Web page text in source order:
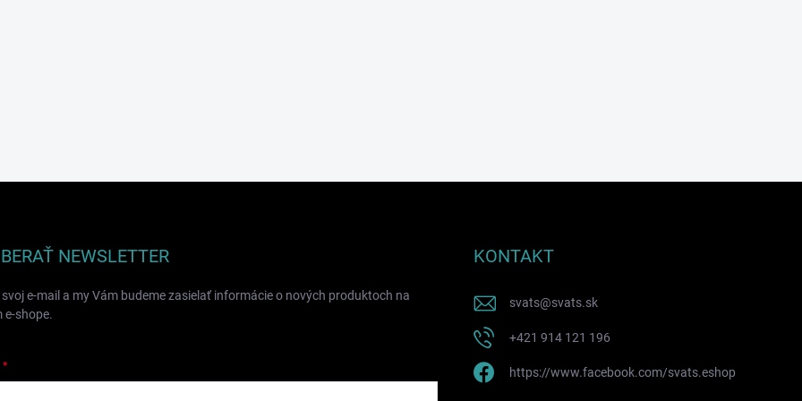
NEWSLETTER
e-mail a my Vám budeme zasielať informácie o nových produktoch na
e-shope.
KONTAKT
svats@svats.sk
+421 914 121 196
https://www.facebook.com/svats.eshop